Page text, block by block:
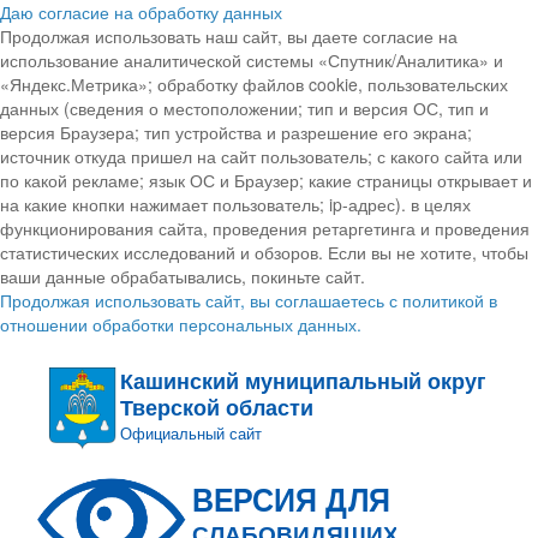
Даю согласие на обработку данных
Продолжая использовать наш сайт, вы даете согласие на
использование аналитической системы «Спутник/Аналитика» и
«Яндекс.Метрика»; обработку файлов cookie, пользовательских
данных (сведения о местоположении; тип и версия ОС, тип и
версия Браузера; тип устройства и разрешение его экрана;
источник откуда пришел на сайт пользователь; с какого сайта или
по какой рекламе; язык ОС и Браузер; какие страницы открывает и
на какие кнопки нажимает пользователь; ip-адрес). в целях
функционирования сайта, проведения ретаргетинга и проведения
статистических исследований и обзоров. Если вы не хотите, чтобы
ваши данные обрабатывались, покиньте сайт.
Продолжая использовать сайт, вы соглашаетесь с политикой в
отношении обработки персональных данных.